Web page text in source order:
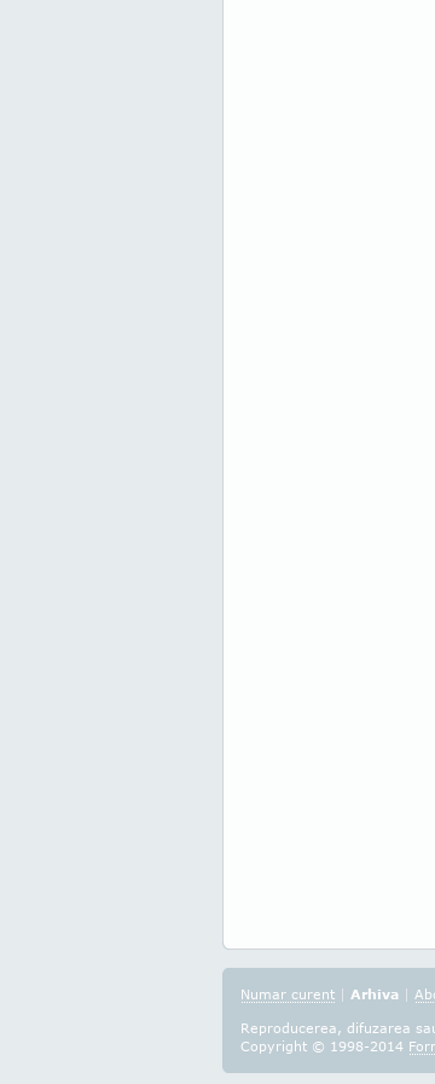
Numar curent | Arhiva |
Reproducerea, difuzarea
Copyright © 1998-2014